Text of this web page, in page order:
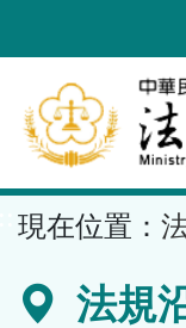
到
要
內
容
區
現在位置：
法規